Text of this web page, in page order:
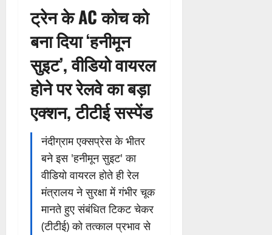
ट्रेन के AC कोच को
बना दिया ‘हनीमून
सुइट’, वीडियो वायरल
होने पर रेलवे का बड़ा
एक्शन, टीटीई सस्पेंड
नंदीग्राम एक्सप्रेस के भीतर
बने इस 'हनीमून सुइट' का
वीडियो वायरल होते ही रेल
मंत्रालय ने सुरक्षा में गंभीर चूक
मानते हुए संबंधित टिकट चेकर
(टीटीई) को तत्काल प्रभाव से